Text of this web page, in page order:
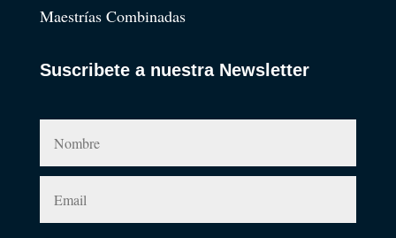
Maestrías Combinadas
Suscribete a nuestra Newsletter